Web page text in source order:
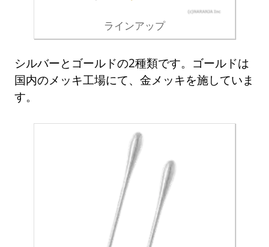
ラインアップ
シルバーとゴールドの2種類です。ゴールドは
国内のメッキ工場にて、金メッキを施していま
す。